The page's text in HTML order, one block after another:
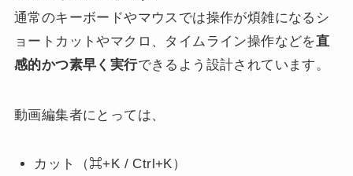
通常のキーボードやマウスでは操作が煩雑になるシ
ョートカットやマクロ、タイムライン操作などを直
感的かつ素早く実行できるよう設計されています。
動画編集者にとっては、
カット（⌘+K / Ctrl+K）